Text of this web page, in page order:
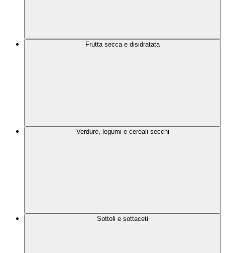
Frutta secca e disidratata
Verdure, legumi e cereali secchi
Sottoli e sottaceti